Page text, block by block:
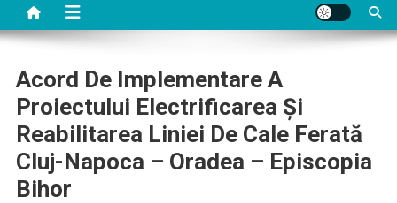
Acord De Implementare A
Proiectului Electrificarea Și
Reabilitarea Liniei De Cale Ferată
Cluj-Napoca – Oradea – Episcopia
Bihor